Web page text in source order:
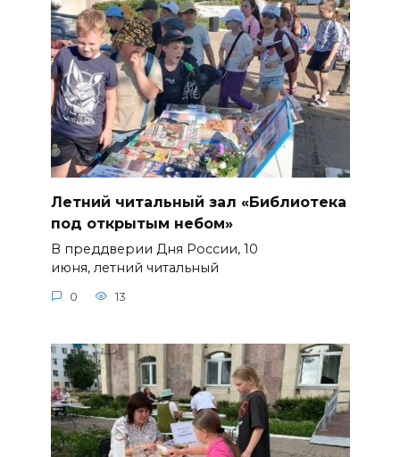
Летний читальный зал «Библиотека
под открытым небом»
В преддверии Дня России, 10
июня, летний читальный
0 13